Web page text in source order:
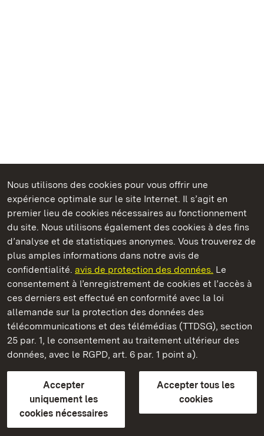
Nous utilisons des cookies pour vous offrir une
expérience optimale sur le site Internet. Il s’agit en
premier lieu de cookies nécessaires au fonctionnement
du site. Nous utilisons également des cookies à des fins
d’analyse et de statistiques anonymes. Vous trouverez de
plus amples informations dans notre avis de
confidentialité. avis de protection des données. Le
consentement à l’enregistrement de cookies et l’accès à
ces derniers est effectué en conformité avec la loi
allemande sur la protection des données des
télécommunications et des télémédias (TTDSG), section
25 par. 1, le consentement au traitement ultérieur des
données, avec le RGPD, art. 6 par. 1 point a).
Accepter
uniquement les
cookies nécessaires
Accepter tous les
cookies
Châteaux et jardins publics du Bade-Wurtemberg
Château résidentiel de Ludwigsburg
Châteaux et jardins publics du Bade-Wurtemberg
Contact et informationsFAQ et réponsesMentions légales
Protection des données
Explications sur l’accessibilité
BITV-konform (geprüfte Seiten)
plus loin
Accueil
Monuments